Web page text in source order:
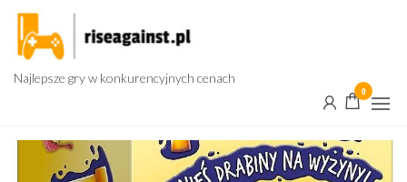
Przejdź
treści
Najlepsze gry w konkurencyjnych cenach
0